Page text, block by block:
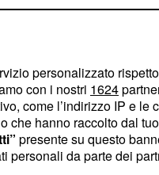
personalizzato
con i nostri 1624
come l’indirizzo IP e le
che hanno raccolto dal
presente su questo
personali da parte dei